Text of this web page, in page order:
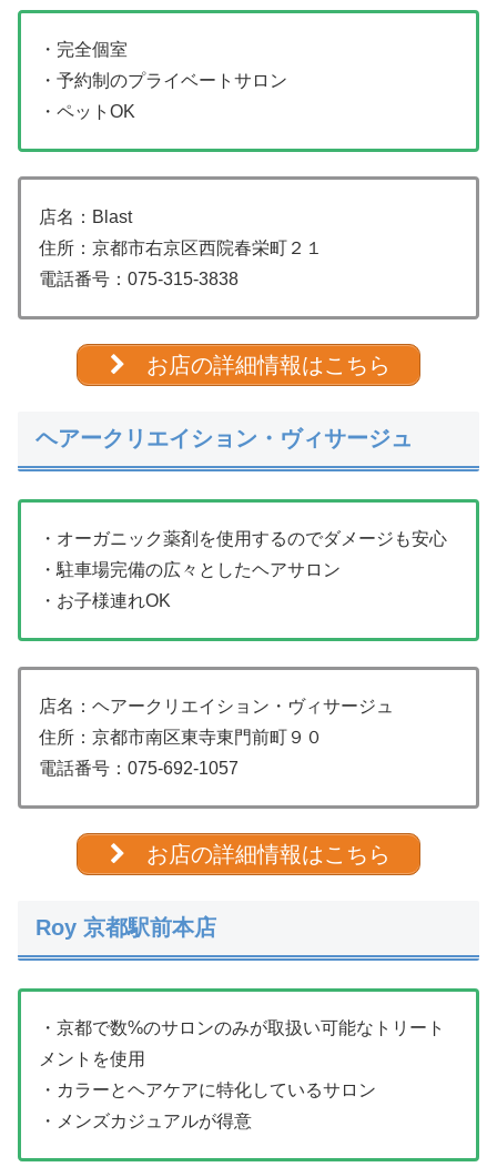
・完全個室
・予約制のプライベートサロン
・ペットOK
店名：Blast
住所：京都市右京区西院春栄町２１
電話番号： 075-315-3838
お店の詳細情報はこちら
ヘアークリエイション・ヴィサージュ
・オーガニック薬剤を使用するのでダメージも安心
・駐車場完備の広々としたヘアサロン
・お子様連れOK
店名：ヘアークリエイション・ヴィサージュ
住所：京都市南区東寺東門前町９０
電話番号： 075-692-1057
お店の詳細情報はこちら
Roy 京都駅前本店
・京都で数%のサロンのみが取扱い可能なトリート
メントを使用
・カラーとヘアケアに特化しているサロン
・メンズカジュアルが得意